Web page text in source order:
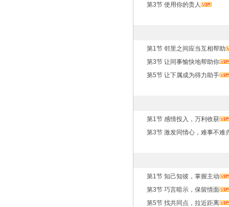
第3节 使用你的贵人
第1节 邻里之间应当互相帮助
第3节 让同事愉快地帮助你
第5节 让下属成为得力助手
第1节 感情投入，万利收获
第3节 激发同情心，难事不难
第1节 知己知彼，掌握主动
第3节 巧言暗示，保留情面
第5节 找共同点，拉近距离